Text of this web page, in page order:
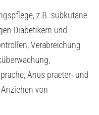
z.B. subkutane
Diabetikern und
Verabreichung
Anus praeter- und
von